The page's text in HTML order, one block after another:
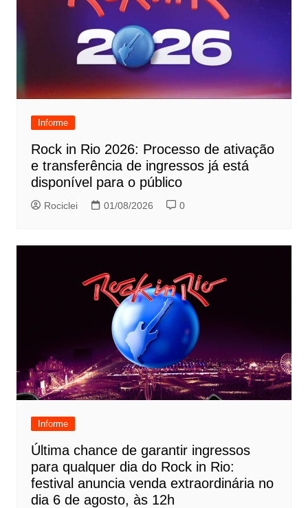
Informe
Rock in Rio 2026: Processo de ativação
e transferência de ingressos já está
disponível para o público
Rociclei 01/08/2026 0
Informe
Última chance de garantir ingressos
para qualquer dia do Rock in Rio:
festival anuncia venda extraordinária no
dia 6 de agosto, às 12h